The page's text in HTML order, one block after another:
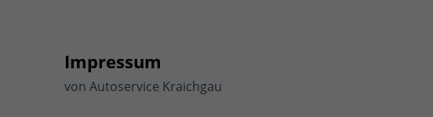
Impressum
von Autoservice Kraichgau